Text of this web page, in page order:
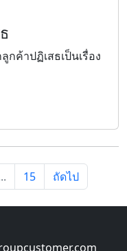
กค้าปฏิเสธเป็นเรื่อง
15 ถัดไป